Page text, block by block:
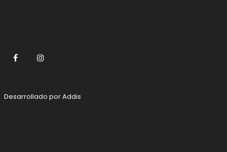
Facebook
Desarrollado porAddis